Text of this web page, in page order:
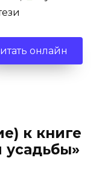
онлайн
к книге
усадьбы»